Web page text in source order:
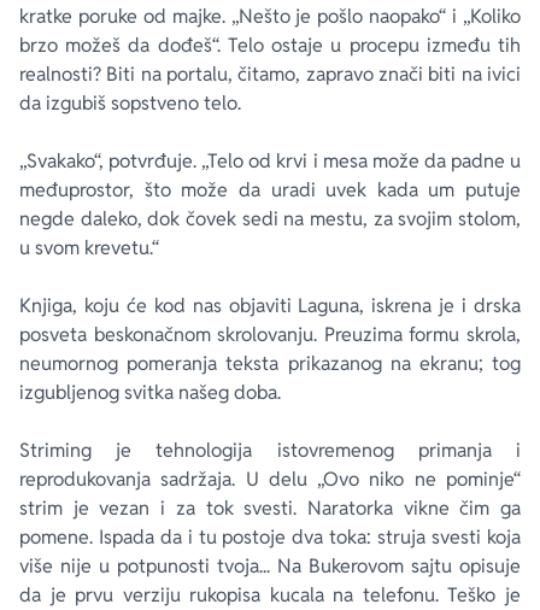
kratke poruke od majke. „Nešto je pošlo naopako“ i „Koliko
brzo možeš da dođeš“. Telo ostaje u procepu između tih
realnosti? Biti na portalu, čitamo, zapravo znači biti na ivici
da izgubiš sopstveno telo.
„Svakako“, potvrđuje. „Telo od krvi i mesa može da padne u
međuprostor, što može da uradi uvek kada um putuje
negde daleko, dok čovek sedi na mestu, za svojim stolom,
u svom krevetu.“
Knjiga, koju će kod nas objaviti Laguna, iskrena je i drska
posveta beskonačnom skrolovanju. Preuzima formu skrola,
neumornog pomeranja teksta prikazanog na ekranu; tog
izgubljenog svitka našeg doba.
Striming je tehnologija istovremenog primanja i
reprodukovanja sadržaja. U delu „Ovo niko ne pominje“
strim je vezan i za tok svesti. Naratorka vikne čim ga
pomene. Ispada da i tu postoje dva toka: struja svesti koja
više nije u potpunosti tvoja... Na Bukerovom sajtu opisuje
da je prvu verziju rukopisa kucala na telefonu. Teško je